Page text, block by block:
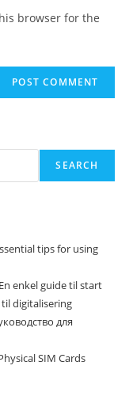
browser for the
SEARCH
tips for using
enkel guide til start
digitalisering
для
SIM Cards